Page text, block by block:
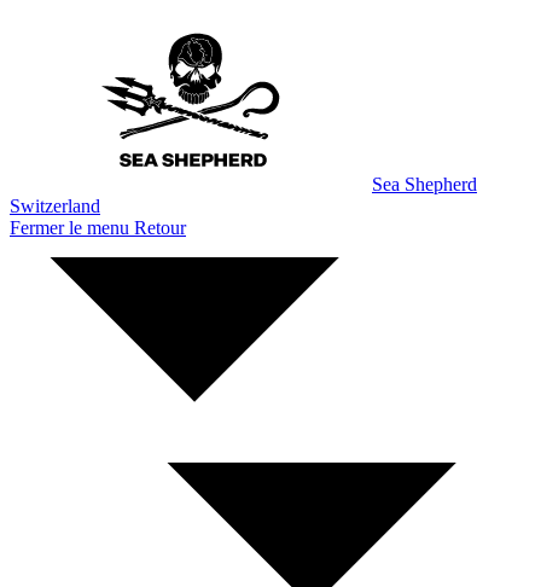
Sea Shepherd
Switzerland
Fermer le menu Retour